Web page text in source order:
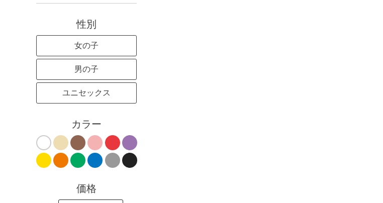
性別
女の子
男の子
ユニセックス
カラー
価格